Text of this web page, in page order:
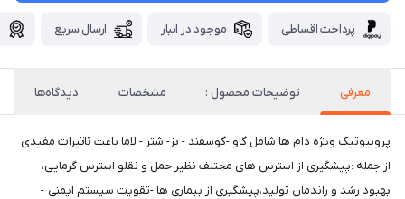
پرداخت اقساطی موجود در انبار ارسال سریع
معرفی توضیحات محصول : مشخصات دیدگاه‌ها
پروبیوتیک ویژه دام ها شامل گاو -گوسفند - بز- شتر - لاما باعث تاثیرات مفیدی
از جمله :پیشگیری از استرس های مختلف نظیر حمل و نقلو استرس گرمایی،
بهبود رشد و راندمان تولید،پیشگیری از بیماری ها -تقویت سیستم ایمنی -